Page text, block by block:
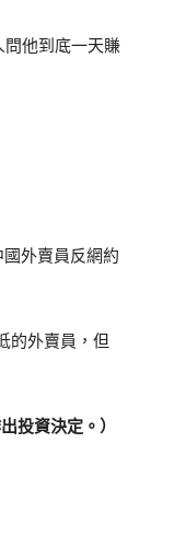
他到底一天賺
外賣員反網約
的外賣員，但
投資決定。）